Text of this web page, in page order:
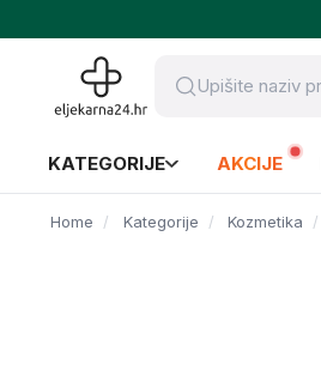
KATEGORIJE AKCIJE
Home Kategorije Kozmetika